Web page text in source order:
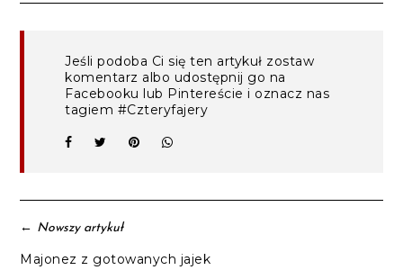
Jeśli podoba Ci się ten artykuł zostaw
komentarz albo udostępnij go na
Facebooku lub Pintereście i oznacz nas
tagiem #Czteryfajery
← Nowszy artykuł
Majonez z gotowanych jajek